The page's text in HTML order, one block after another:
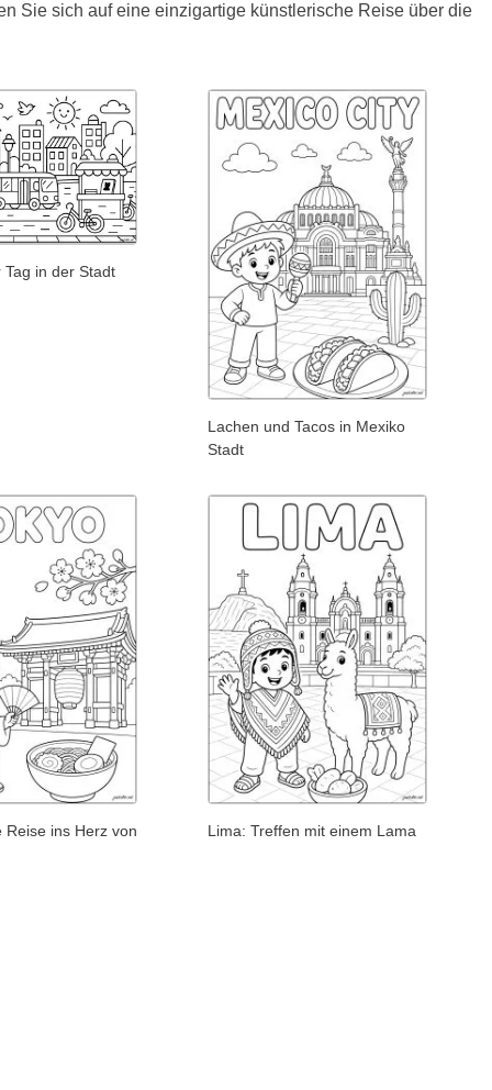
Sie sich auf eine einzigartige künstlerische Reise über die
Tag in der Stadt
Lachen und Tacos in Mexiko
Stadt
Reise ins Herz von
Lima: Treffen mit einem Lama